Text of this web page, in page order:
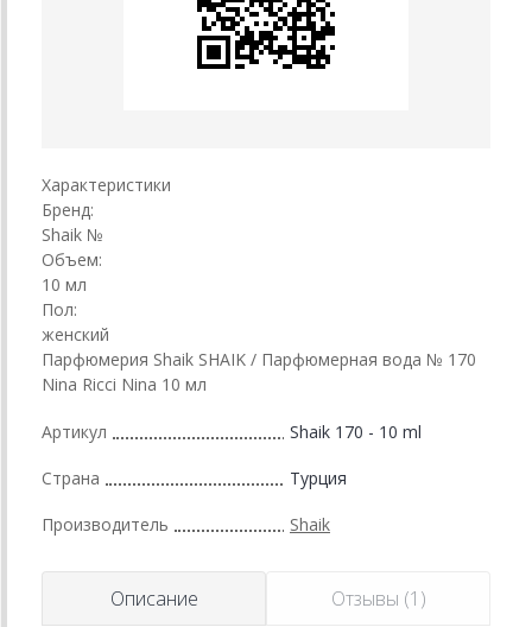
Характеристики
Бренд:
Shaik №
Объем:
10 мл
Пол:
женский
Парфюмерия Shaik SHAIK / Парфюмерная вода № 170
Nina Ricci Nina 10 мл
Артикул Shaik 170 - 10 ml
Страна Турция
Производитель Shaik
Описание Отзывы (1)